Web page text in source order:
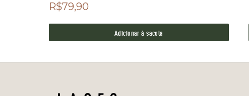
R$79,90
Adicionar à sacola